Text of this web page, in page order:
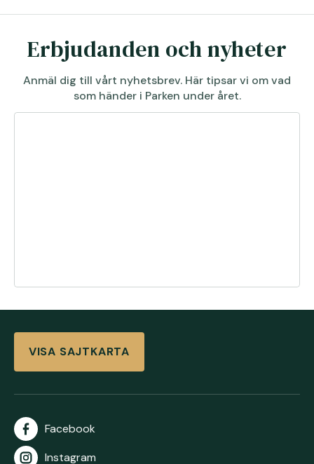
Erbjudanden och nyheter
Anmäl dig till vårt nyhetsbrev. Här tipsar vi om vad
som händer i Parken under året.
VISA SAJTKARTA
Facebook
Instagram